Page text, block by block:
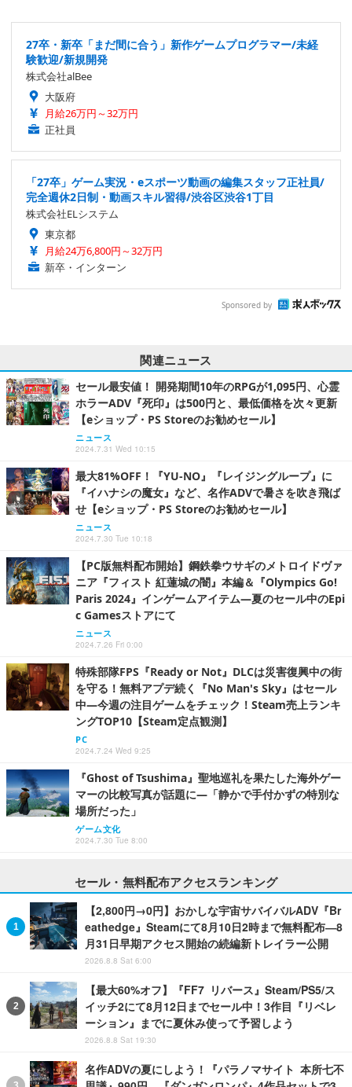
27卒・新卒「まだ間に合う」新作ゲームプログラマー/未経
験歓迎/新規開発
株式会社alBee
大阪府
月給26万円～32万円
正社員
「27卒」ゲーム実況・eスポーツ動画の編集スタッフ正社員/
完全週休2日制・動画スキル習得/渋谷区渋谷1丁目
株式会社ELシステム
東京都
月給24万6,800円～32万円
新卒・インターン
Sponsored by
関連ニュース
セール最安値！ 開発期間10年のRPGが1,095円、心霊
ホラーADV『死印』は500円と、最低価格を次々更新
【eショップ・PS Storeのお勧めセール】
ニュース
2024.7.31 Wed 10:15
最大81%OFF！『YU-NO』『レイジングループ』に
『イハナシの魔女』など、名作ADVで暑さを吹き飛ば
せ【eショップ・PS Storeのお勧めセール】
ニュース
2024.7.30 Tue 10:18
【PC版無料配布開始】鋼鉄拳ウサギのメトロイドヴァ
ニア『フィスト 紅蓮城の闇』本編＆『Olympics Go!
Paris 2024』インゲームアイテム―夏のセール中のEpi
c Gamesストアにて
ニュース
2024.7.26 Fri 0:00
特殊部隊FPS『Ready or Not』DLCは災害復興中の街
を守る！無料アプデ続く『No Man's Sky』はセール
中―今週の注目ゲームをチェック！Steam売上ランキ
ングTOP10【Steam定点観測】
PC
2024.7.24 Wed 9:25
『Ghost of Tsushima』聖地巡礼を果たした海外ゲー
マーの比較写真が話題に―「静かで手付かずの特別な
場所だった」
ゲーム文化
2024.7.30 Tue 8:00
セール・無料配布アクセスランキング
【2,800円→0円】おかしな宇宙サバイバルADV『Br
eathedge』Steamにて8月10日2時まで無料配布―8
月31日早期アクセス開始の続編新トレイラー公開
2026.8.8 Sat 6:00
【最大60%オフ】『FF7 リバース』Steam/PS5/ス
イッチ2にて8月12日までセール中！3作目『リベレ
ーション』までに夏休み使って予習しよう
2026.8.8 Sat 19:30
名作ADVの夏にしよう！『パラノマサイト 本所七不